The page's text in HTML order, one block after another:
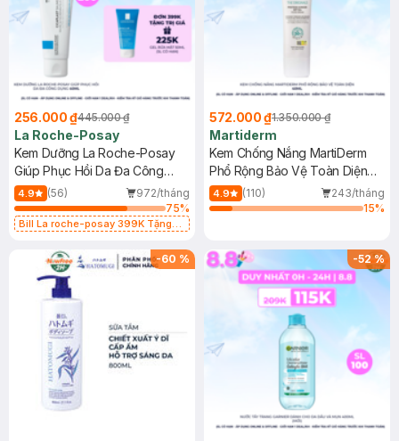
256.000 ₫445.000 ₫
La Roche-Posay
Kem Dưỡng La Roche-Posay
Giúp Phục Hồi Da Đa Công
Dụng 40ml
4.9 (56)
972/tháng
75%
Bill La roche-posay 399K Tặng
(SL có hạn)
572.000 ₫1.350.000 ₫
Martiderm
Kem Chống Nắng MartiDerm
Phổ Rộng Bảo Vệ Toàn Diện
40ml
4.9 (110)
243/tháng
15%
-60 % -52%